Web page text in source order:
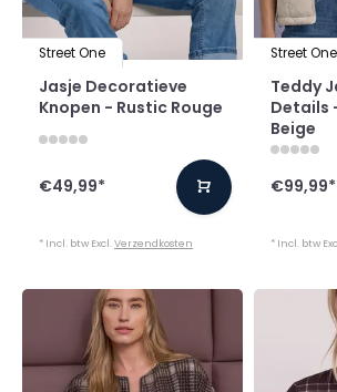
Street One
Jasje Decoratieve
Knopen - Rustic Rouge
€49,99*
* Incl. btw Excl.Verzendkosten
Street One
Teddy
Details
Beige
€99,99*
* Incl. btw